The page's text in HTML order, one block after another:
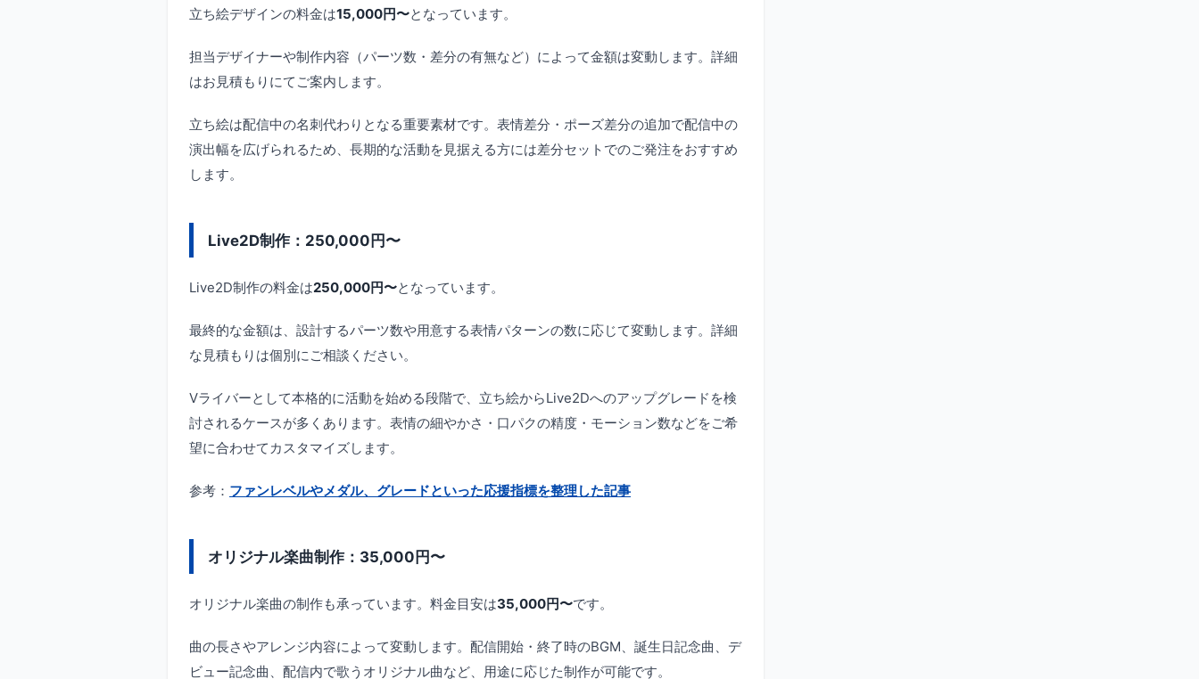
立ち絵デザインの料金は15,000円〜となっています。
担当デザイナーや制作内容（パーツ数・差分の有無など）によって金額は変動します。詳細
はお見積もりにてご案内します。
立ち絵は配信中の名刺代わりとなる重要素材です。表情差分・ポーズ差分の追加で配信中の
演出幅を広げられるため、長期的な活動を見据える方には差分セットでのご発注をおすすめ
します。
Live2D制作：250,000円〜
Live2D制作の料金は250,000円〜となっています。
最終的な金額は、設計するパーツ数や用意する表情パターンの数に応じて変動します。詳細
な見積もりは個別にご相談ください。
Vライバーとして本格的に活動を始める段階で、立ち絵からLive2Dへのアップグレードを検
討されるケースが多くあります。表情の細やかさ・口パクの精度・モーション数などをご希
望に合わせてカスタマイズします。
参考： ファンレベルやメダル、グレードといった応援指標を整理した記事
オリジナル楽曲制作：35,000円〜
オリジナル楽曲の制作も承っています。料金目安は35,000円〜です。
曲の長さやアレンジ内容によって変動します。配信開始・終了時のBGM、誕生日記念曲、デ
ビュー記念曲、配信内で歌うオリジナル曲など、用途に応じた制作が可能です。